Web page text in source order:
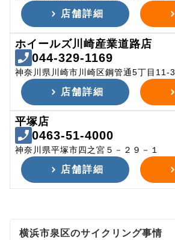
店舗詳細
ホイールズ川崎産業道路店
044-329-1169
神奈川県川崎市川崎区鋼管通5丁目11-3
店舗詳細
平塚店
0463-51-4000
神奈川県平塚市四之宮５－２９－１
店舗詳細
横浜市泉区のサイクリング事情